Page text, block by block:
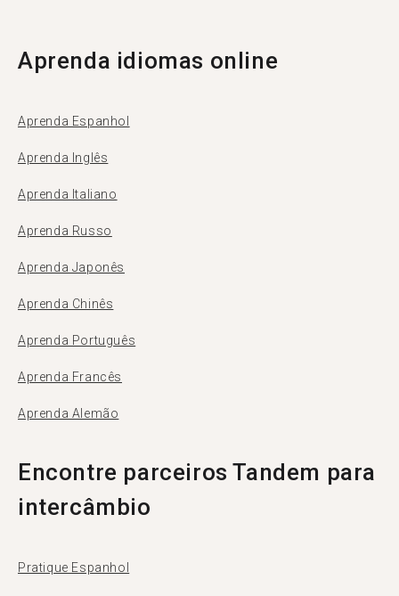
Aprenda idiomas online
Aprenda Espanhol
Aprenda Inglês
Aprenda Italiano
Aprenda Russo
Aprenda Japonês
Aprenda Chinês
Aprenda Português
Aprenda Francês
Aprenda Alemão
Encontre parceiros Tandem para
intercâmbio
Pratique Espanhol